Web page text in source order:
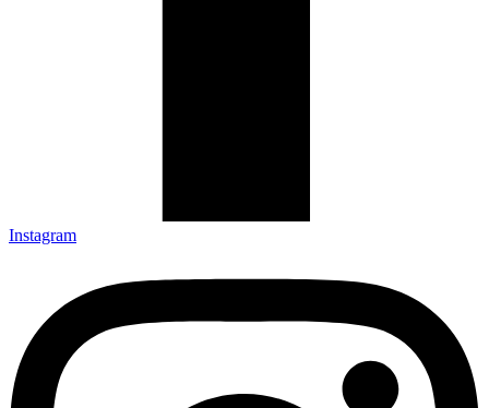
Instagram